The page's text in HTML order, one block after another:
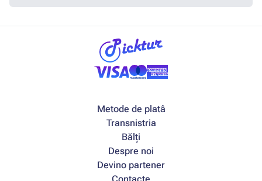
Metode de platâ
Transnistria
Bălți
Despre noi
Devino partener